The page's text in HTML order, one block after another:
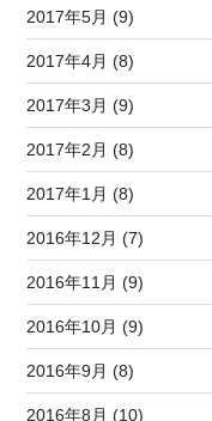
2017年5月 (9)
2017年4月 (8)
2017年3月 (9)
2017年2月 (8)
2017年1月 (8)
2016年12月 (7)
2016年11月 (9)
2016年10月 (9)
2016年9月 (8)
2016年8月 (10)